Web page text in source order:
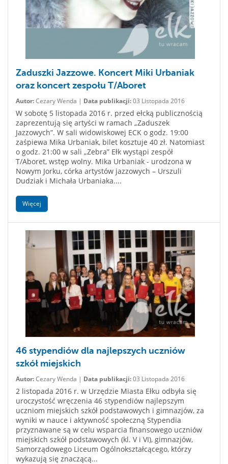
Zaduszki Jazzowe. Koncert Miki Urbaniak
oraz koncert zespołu T/Aboret
Autor:Cezary Wenda | Data publikacji:03 Listopada 2016
W sobotę 5 listopada 2016 r. przed ełcką publicznością
zaprezentują się artyści w ramach „Zaduszek
Jazzowych”. W sali widowiskowej ECK o godz. 19:00
zaśpiewa Mika Urbaniak, bilet kosztuje 40 zł. Natomiast
o godz. 21:00 w sali „Zebra” Ełk wystąpi zespół
T/Aboret, wstęp wolny. Mika Urbaniak - urodzona w
Nowym Jorku, córka artystów jazzowych – Urszuli
Dudziak i Michała Urbaniaka....
Więcej
46 stypendiów dla najlepszych uczniów
szkół miejskich
Autor:Cezary Wenda | Data publikacji:03 Listopada 2016
2 listopada 2016 r. w Urzędzie Miasta Ełku odbyła się
uroczystość wręczenia 46 stypendiów najlepszym
uczniom miejskich szkół podstawowych i gimnazjów, za
wyniki w nauce i aktywność społeczną Stypendia
przyznawane są w celu wsparcia finansowego uczniów
miejskich szkół podstawowych (kl. V i VI), gimnazjów,
Samorządowego Liceum Ogólnokształcącego, którzy
wykazują się znaczącą...